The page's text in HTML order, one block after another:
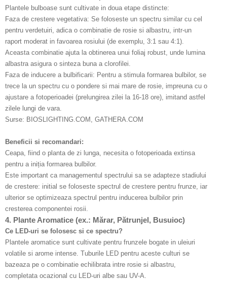
Plantele bulboase sunt cultivate in doua etape distincte:
Faza de crestere vegetativa: Se foloseste un spectru similar cu cel
pentru verdetuiri, adica o combinatie de rosie si albastru, intr-un
raport moderat in favoarea rosiului (de exemplu, 3:1 sau 4:1).
Aceasta combinatie ajuta la obtinerea unui foliaj robust, unde lumina
albastra asigura o sinteza buna a clorofilei.
Faza de inducere a bulbificarii: Pentru a stimula formarea bulbilor, se
trece la un spectru cu o pondere si mai mare de rosie, impreuna cu o
ajustare a fotoperioadei (prelungirea zilei la 16-18 ore), imitand astfel
zilele lungi de vara.
Surse: BIOSLIGHTING.COM, GATHERA.COM
Beneficii si recomandari:
Ceapa, fiind o planta de zi lunga, necesita o fotoperioada extinsa
pentru a iniția formarea bulbilor.
Este important ca managementul spectrului sa se adapteze stadiului
de crestere: initial se foloseste spectrul de crestere pentru frunze, iar
ulterior se optimizeaza spectrul pentru inducerea bulbilor prin
cresterea componentei rosii.
4. Plante Aromatice (ex.: Mărar, Pătrunjel, Busuioc)
Ce LED-uri se folosesc si ce spectru?
Plantele aromatice sunt cultivate pentru frunzele bogate in uleiuri
volatile si arome intense. Tuburile LED pentru aceste culturi se
bazeaza pe o combinatie echilibrata intre rosie si albastru,
completata ocazional cu LED-uri albe sau UV-A.